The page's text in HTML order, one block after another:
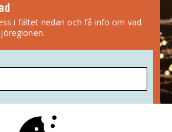
i fältet nedan och få info om vad